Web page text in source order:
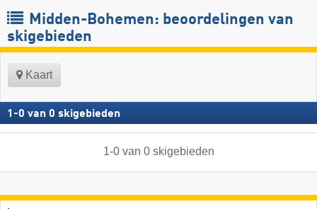
Midden-Bohemen: beoordelingen van
skigebieden
Kaart
1 -0 van 0 skigebieden
1-0van 0 skigebieden